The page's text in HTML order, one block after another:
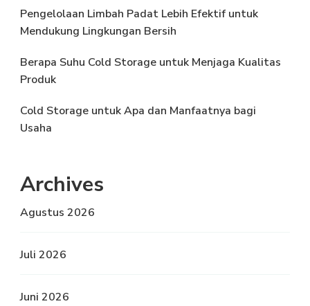
Pengelolaan Limbah Padat Lebih Efektif untuk
Mendukung Lingkungan Bersih
Berapa Suhu Cold Storage untuk Menjaga Kualitas
Produk
Cold Storage untuk Apa dan Manfaatnya bagi
Usaha
Archives
Agustus 2026
Juli 2026
Juni 2026